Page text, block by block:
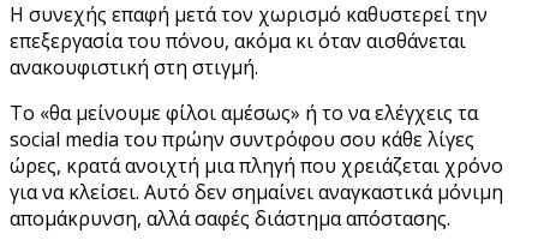
Η συνεχής επαφή μετά τον χωρισμό καθυστερεί την
επεξεργασία του πόνου, ακόμα κι όταν αισθάνεται
ανακουφιστική στη στιγμή.
Το «θα μείνουμε φίλοι αμέσως» ή το να ελέγχεις τα
social media του πρώην συντρόφου σου κάθε λίγες
ώρες, κρατά ανοιχτή μια πληγή που χρειάζεται χρόνο
για να κλείσει. Αυτό δεν σημαίνει αναγκαστικά μόνιμη
απομάκρυνση, αλλά σαφές διάστημα απόστασης.